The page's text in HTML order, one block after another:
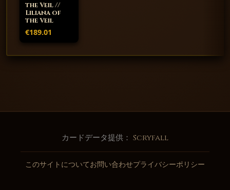
the Veil //
Liliana of
the Veil
€189.01
カードデータ提供： Scryfall
このサイトについてお問い合わせプライバシーポリシー